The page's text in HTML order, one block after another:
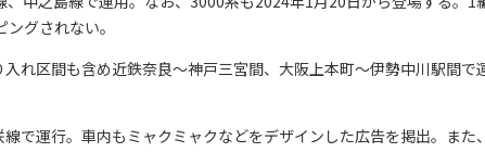
グされない。
れ区間も含め近鉄奈良～神戸三宮間、大阪上本町～伊勢中川駅間で
で運行。車内もミャクミャクなどをデザインした広告を掲出。また